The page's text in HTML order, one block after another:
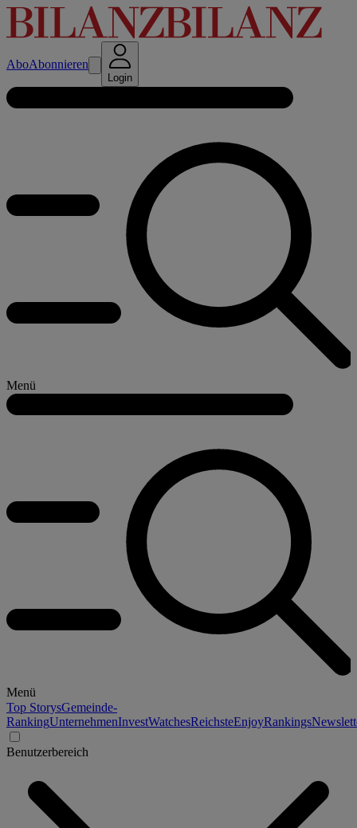
AboAbonnieren
Login
Menü
Menü
Top StorysGemeinde-
RankingUnternehmenInvestWatchesReichsteEnjoyRankings
Benutzerbereich